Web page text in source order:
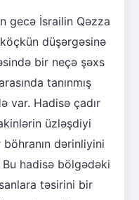
gecə İsrailin Qəzza
düşərgəsinə
bir neçə şəxs
tanınmış
var. Hadisə çadır
üzləşdiyi
dərinliyini
hadisə bölgədəki
təsirini bir